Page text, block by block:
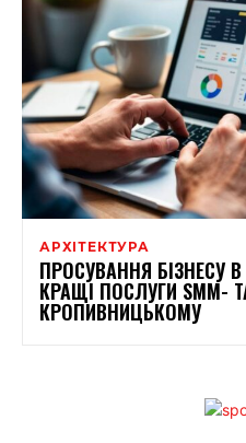
АРХІТЕКТУРА
ПРОСУВАННЯ БІЗНЕСУ
КРАЩІ ПОСЛУГИ SMM-
КРОПИВНИЦЬКОМУ